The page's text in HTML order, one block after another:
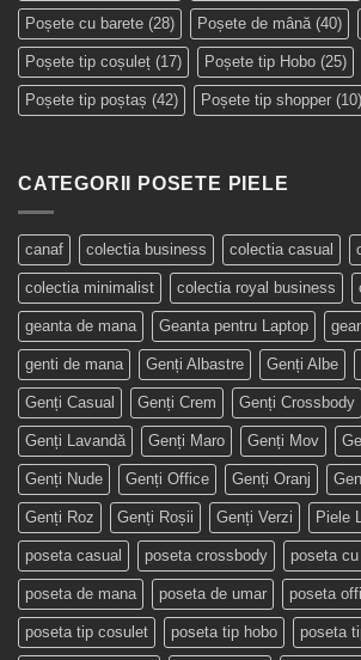
Poșete cu barete (28) Poșete de mână (40)
Poșete tip coșuleț (17) Poșete tip Hobo (25)
Poșete tip poștaș (42) Poșete tip shopper (10)
CATEGORII POSETE PIELE
canaf colectia business colectia casual
colectia minimalist colectia royal business
geanta de mana Geanta pentru Laptop
genti de mana Genți Albastre Genți Albe
Genți Casual Genți Crem Genți Crossbody
Genți Lavandă Genți Maro Genți Mov
Genți Nude Genți Office Genți Oranj
Genți Roz Genți Roșii Genți Verzi Piele
poseta casual poseta crossbody poseta
poseta de mana poseta de umar poseta
poseta tip cosulet poseta tip hobo poseta